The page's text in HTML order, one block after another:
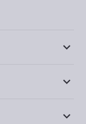
keyboard_arrow_down
keyboard_arrow_down
keyboard_arrow_down